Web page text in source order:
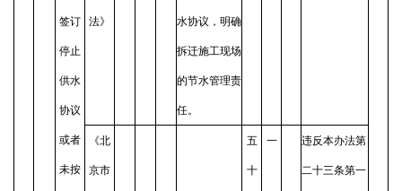
签订
停止
供水
协议
或者
未按
法》 水协议，明确
拆迁施工现场
的节水管理责
任。
《北
京市
五
十
一 违反本办法第
二十三条第一